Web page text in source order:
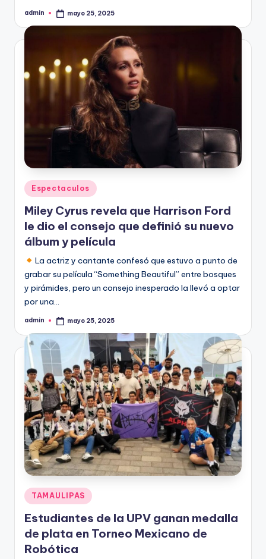
Publicado
admin mayo 25, 2025
Publicado
en
Espectaculos
Miley Cyrus revela que Harrison Ford
le dio el consejo que definió su nuevo
álbum y película
La actriz y cantante confesó que estuvo a punto de
grabar su película “Something Beautiful” entre bosques
y pirámides, pero un consejo inesperado la llevó a optar
por una…
Publicado
admin mayo 25, 2025
Publicado
en
TAMAULIPAS
Estudiantes de la UPV ganan medalla
de plata en Torneo Mexicano de
Robótica